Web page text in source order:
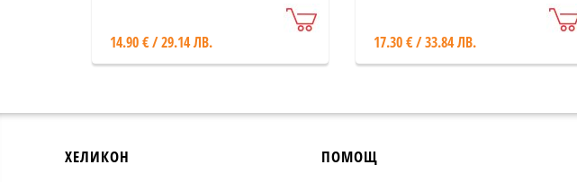
14.90 € / 29.14 ЛВ. 17.30 € / 33.84 ЛВ.
ХЕЛИКОН ПОМОЩ